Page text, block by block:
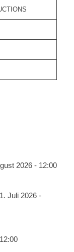
2026 - 12:00
Juli 2026 -